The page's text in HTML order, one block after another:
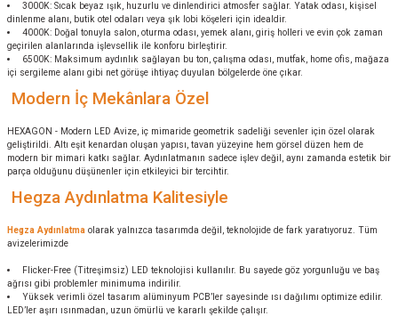
3000K: Sıcak beyaz ışık, huzurlu ve dinlendirici atmosfer sağlar. Yatak odası, kişisel
dinlenme alanı, butik otel odaları veya şık lobi köşeleri için idealdir.
4000K: Doğal tonuyla salon, oturma odası, yemek alanı, giriş holleri ve evin çok zaman
geçirilen alanlarında işlevsellik ile konforu birleştirir.
6500K: Maksimum aydınlık sağlayan bu ton, çalışma odası, mutfak, home ofis, mağaza
içi sergileme alanı gibi net görüşe ihtiyaç duyulan bölgelerde öne çıkar.
Modern İç Mekânlara Özel
HEXAGON - Modern LED Avize, iç mimaride geometrik sadeliği sevenler için özel olarak
geliştirildi. Altı eşit kenardan oluşan yapısı, tavan yüzeyine hem görsel düzen hem de
modern bir mimari katkı sağlar. Aydınlatmanın sadece işlev değil, aynı zamanda estetik bir
parça olduğunu düşünenler için etkileyici bir tercihtir.
Hegza Aydınlatma Kalitesiyle
Hegza Aydınlatma olarak yalnızca tasarımda değil, teknolojide de fark yaratıyoruz. Tüm
avizelerimizde
Flicker-Free (Titreşimsiz) LED teknolojisi kullanılır. Bu sayede göz yorgunluğu ve baş
ağrısı gibi problemler minimuma indirilir.
Yüksek verimli özel tasarım alüminyum PCB’ler sayesinde ısı dağılımı optimize edilir.
LED’ler aşırı ısınmadan, uzun ömürlü ve kararlı şekilde çalışır.